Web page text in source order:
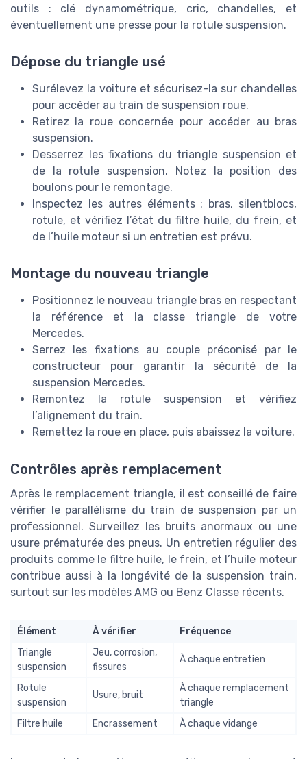
outils : clé dynamométrique, cric, chandelles, et
éventuellement une presse pour la rotule suspension.
Dépose du triangle usé
Surélevez la voiture et sécurisez-la sur chandelles
pour accéder au train de suspension roue.
Retirez la roue concernée pour accéder au bras
suspension.
Desserrez les fixations du triangle suspension et
de la rotule suspension. Notez la position des
boulons pour le remontage.
Inspectez les autres éléments : bras, silentblocs,
rotule, et vérifiez l’état du filtre huile, du frein, et
de l’huile moteur si un entretien est prévu.
Montage du nouveau triangle
Positionnez le nouveau triangle bras en respectant
la référence et la classe triangle de votre
Mercedes.
Serrez les fixations au couple préconisé par le
constructeur pour garantir la sécurité de la
suspension Mercedes.
Remontez la rotule suspension et vérifiez
l’alignement du train.
Remettez la roue en place, puis abaissez la voiture.
Contrôles après remplacement
Après le remplacement triangle, il est conseillé de faire
vérifier le parallélisme du train de suspension par un
professionnel. Surveillez les bruits anormaux ou une
usure prématurée des pneus. Un entretien régulier des
produits comme le filtre huile, le frein, et l’huile moteur
contribue aussi à la longévité de la suspension train,
surtout sur les modèles AMG ou Benz Classe récents.
Élément À vérifier
Fréquence
Triangle
suspension
Jeu, corrosion,
fissures
À chaque entretien
Rotule
suspension
Usure, bruit
À chaque remplacement
triangle
Filtre huile
Encrassement À chaque vidange